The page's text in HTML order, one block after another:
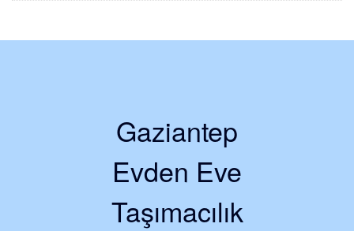
Gaziantep
Evden Eve
Taşımacılık